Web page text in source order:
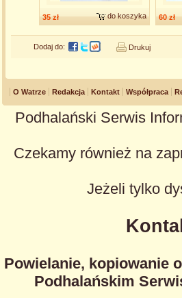
35 zł do koszyka 60 zł
Dodaj do: Drukuj
O Watrze Redakcja Kontakt Współpraca
Podhalański Serwis
Czekamy również na
Jeżeli tylko
Powielanie, kopiowanie
Podhalańskim